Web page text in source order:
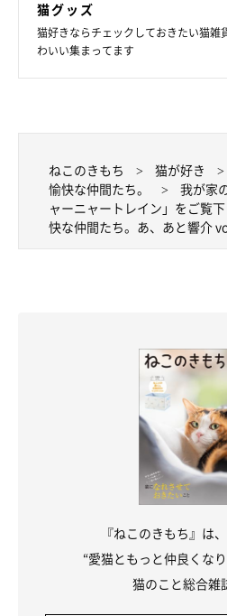
猫グッズ
猫好きならチェックしておきたい猫雑
わいい集まってます
ねこのきもち 猫が好き
愉快な仲間たち。
我が家
ャーニャートレイン」をご覧
快な仲間たち。あ、あと響介
『ねこのきもち』は
“愛猫ともっと仲良くな
猫のこと総合雑